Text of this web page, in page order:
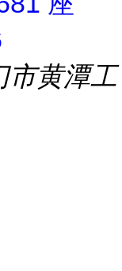
市黄潭工